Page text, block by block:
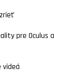
pre Oculus a
videá